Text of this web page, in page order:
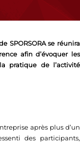
SPORSORA se réunira
afin d’évoquer les
pratique de l’activité
après plus d’un
des participants,